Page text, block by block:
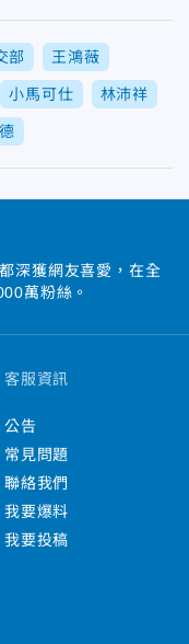
部 王鴻薇
小馬可仕 林沛祥
深獲網友喜愛，在全
萬粉絲。
客服資訊
公告
常見問題
聯絡我們
我要爆料
我要投稿